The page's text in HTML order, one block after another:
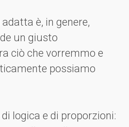
è, in genere,
un giusto
ciò che vorremmo e
possiamo
logica e di proporzioni: